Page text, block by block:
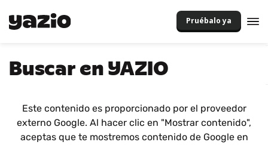
Pruébalo ya
Buscar en YAZIO
Este contenido es proporcionado por el proveedor
externo Google. Al hacer clic en "Mostrar contenido",
aceptas que te mostremos contenido de Google en